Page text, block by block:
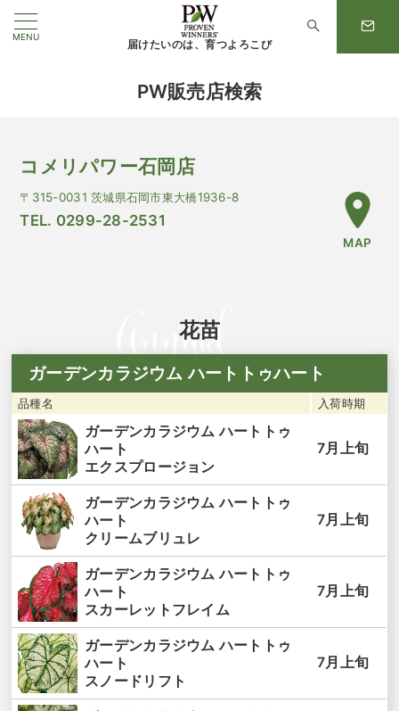
MENU
届けたいのは、育つよろこび
PW販売店検索
コメリパワー石岡店
〒315-0031 茨城県石岡市東大橋1936-8
TEL. 0299-28-2531
MAP
花苗
ガーデンカラジウム ハートトゥハート
品種名 入荷時期
ガーデンカラジウム ハートトゥ
ハート
エクスプロージョン
7月上旬
ガーデンカラジウム ハートトゥ
ハート
クリームブリュレ
7月上旬
ガーデンカラジウム ハートトゥ
ハート
スカーレットフレイム
7月上旬
ガーデンカラジウム ハートトゥ
ハート
スノードリフト
7月上旬